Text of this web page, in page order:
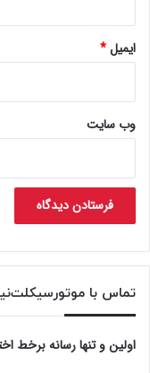
ایمیل*
وب‌ سایت
تماس با
اولین و تنها رسانه برخط